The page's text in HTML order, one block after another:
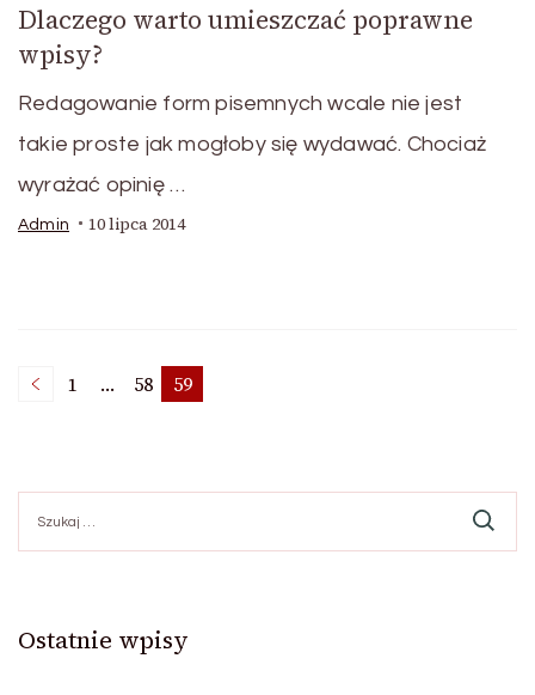
Dlaczego warto umieszczać poprawne
wpisy?
Redagowanie form pisemnych wcale nie jest
takie proste jak mogłoby się wydawać. Chociaż
wyrażać opinię …
Admin 10 lipca 2014
Nawigacja
po
wpisach
Page
1 … Page
58 Page
59
Ostatnie wpisy